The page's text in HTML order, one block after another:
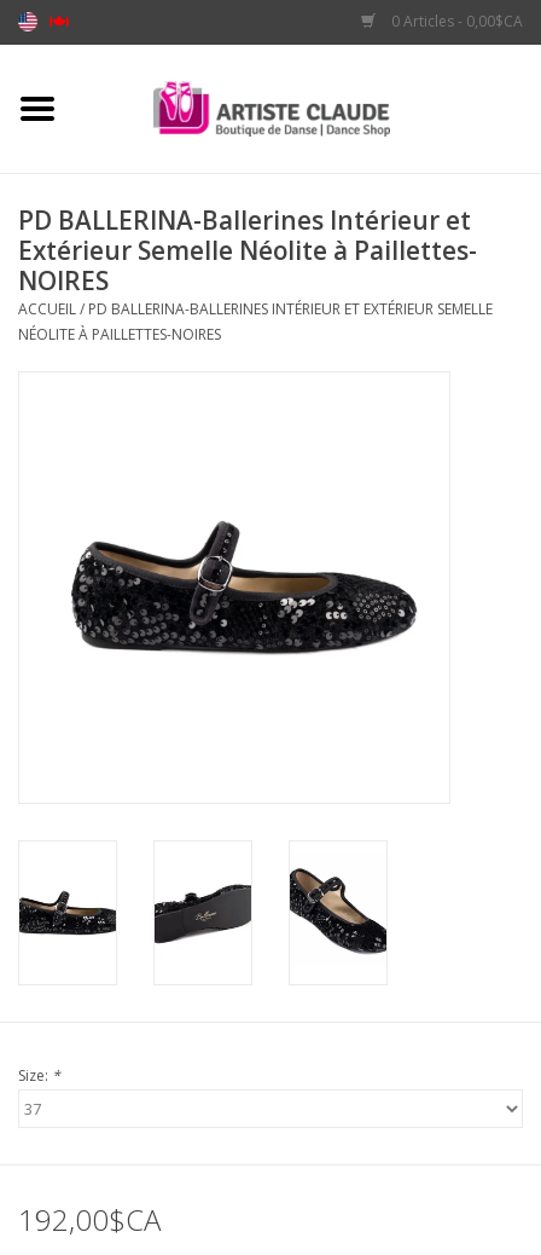
0 Articles - 0,00$CA
Accueil
Vêtements
Souliers
PD BALLERINA-Ballerines Intérieur et
Extérieur Semelle Néolite à Paillettes-
NOIRES
ACCUEIL/ PD BALLERINA-BALLERINES INTÉRIEUR ET EXTÉRIEUR SEMELLE
NÉOLITE À PAILLETTES-NOIRES
Size: *
192,00$CA